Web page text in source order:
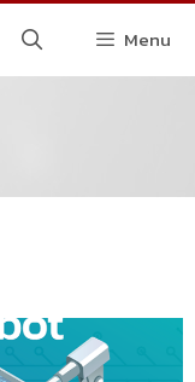
Menu